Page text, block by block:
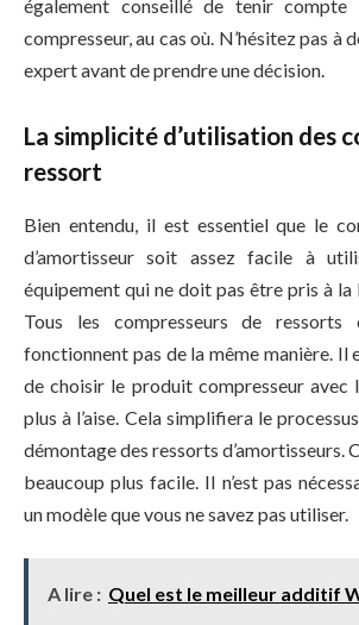
également conseillé de tenir
compresseur, au cas où. N’hésitez pas à
expert avant de prendre une décision.
La simplicité d’utilisation des
ressort
Bien entendu, il est essentiel que le
d’amortisseur soit assez facile à
équipement qui ne doit pas être pris à la
Tous les compresseurs de ressorts
fonctionnent pas de la même manière.
de choisir le produit compresseur avec
plus à l’aise. Cela simplifiera le
démontage des ressorts d’amortisseurs.
beaucoup plus facile. Il n’est pas
un modèle que vous ne savez pas utiliser.
A lire : Quel est le meilleur additif